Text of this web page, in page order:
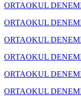
ORTAOKUL
ORTAOKUL
ORTAOKUL
ORTAOKUL
ORTAOKUL
ORTAOKUL